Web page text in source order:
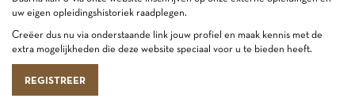
uw eigen opleidingshistoriek raadplegen.
Creëer dus nu via onderstaande link jouw profiel en maak kennis met de
extra mogelijkheden die deze website speciaal voor u te bieden heeft.
REGISTREER